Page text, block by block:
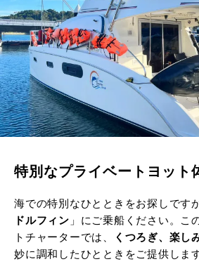
特別なプライベートヨット
海での特別なひとときをお探しです
ドルフィン 」にご乗船ください。こ
トチャーターでは、
くつろぎ、楽し
妙に調和したひとときをご提供します